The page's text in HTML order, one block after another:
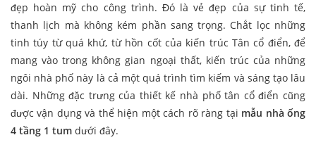
đẹp hoàn mỹ cho công trình. Đó là vẻ đẹp của sự tinh tế,
thanh lịch mà không kém phần sang trọng. Chắt lọc những
tinh túy từ quá khứ, từ hồn cốt của kiến trúc Tân cổ điển, để
mang vào trong không gian ngoại thất, kiến trúc của những
ngôi nhà phố này là cả một quá trình tìm kiếm và sáng tạo lâu
dài. Những đặc trưng của thiết kế nhà phố tân cổ điển cũng
được vận dụng và thể hiện một cách rõ ràng tại mẫu nhà ống
4 tầng 1 tum dưới đây.